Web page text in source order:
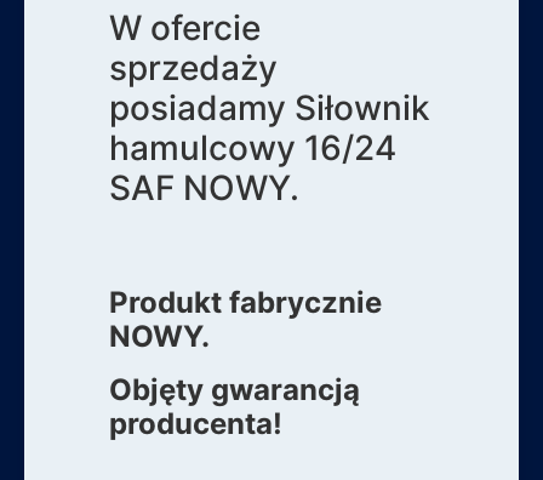
W ofercie
sprzedaży
posiadamy Siłownik
hamulcowy 16/24
SAF NOWY.
Produkt fabrycznie
NOWY.
Objęty gwarancją
producenta!